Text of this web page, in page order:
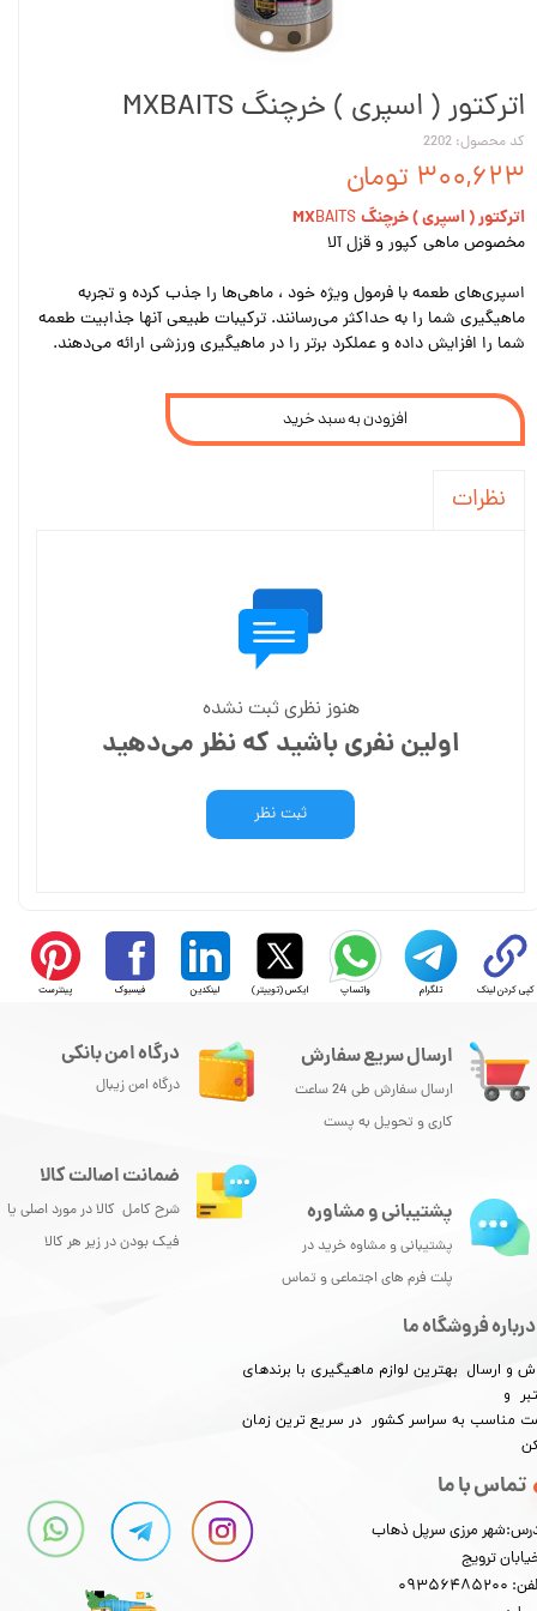
اترکتور ( اسپری ) خرچنگ MXBAITS
کد محصول: 2202
۳۰۰,۶۲۳ تومان
اترکتور ( اسپری ) خرچنگ MXBAITS
مخصوص ماهی کپور و قزل آلا
اسپری‌های طعمه با فرمول ویژه خود ، ماهی‌ها را جذب کرده و تجربه
ماهیگیری شما را به حداکثر می‌رسانند. ترکیبات طبیعی آنها جذابیت طعمه
شما را افزایش داده و عملکرد برتر را در ماهیگیری ورزشی ارائه می‌دهند.
افزودن به سبد خرید
نظرات
هنوز نظری ثبت نشده
اولین نفری باشید که نظر می‌دهید
ثبت نظر
کپی کردن لینک تلگرام واتساپ ایکس (توییتر) لینکدین فیسبوک پینترست
ارسال سریع سفارش
ارسال سفارش طی 24 ساعت
کاری و تحویل به پست
درباره فروشگاه ما
و ارسال بهترین لوازم ماهیگیری با برندهای
و
مناسب به سراسر کشور در سریع ترین زمان
تماس با ما
مرزی سرپل ذهاب
ترویج
درگاه امن بانکی
درگاه امن زیبال
پشتیبانی و مشاوره
پشتیبانی و مشاوه خرید در
پلت فرم های اجتماعی و تماس
ضمانت اصالت کالا
شرح کامل کالا در مورد اصلی یا
فیک بودن در زیر هر کالا